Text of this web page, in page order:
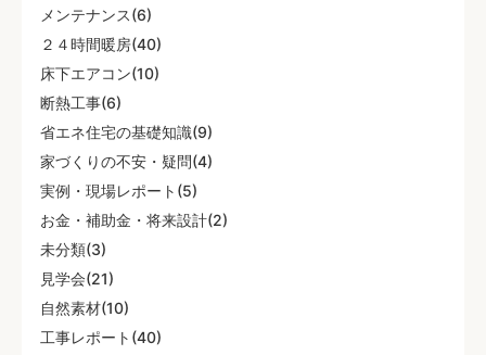
メンテナンス(6)
２４時間暖房(40)
床下エアコン(10)
断熱工事(6)
省エネ住宅の基礎知識(9)
家づくりの不安・疑問(4)
実例・現場レポート(5)
お金・補助金・将来設計(2)
未分類(3)
見学会(21)
自然素材(10)
工事レポート(40)